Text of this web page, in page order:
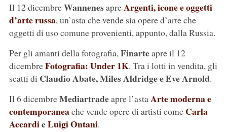
Il 12 dicembreWannenesapreArgenti, icone e oggetti
d’arte russa, un’asta che vende sia opere d’arte che
oggetti di uso comune provenienti, appunto, dalla Russia.
Per gli amanti della fotografia,Finarteapre il 12
dicembreFotografia: Under 1K. Tra i lotti in vendita, gli
scatti di Claudio Abate, Miles Aldridge e Eve Arnold.
Il 6 dicembreMediartradeapre l’astaArte moderna e
contemporaneache vende opere di artisti come Carla
AccardieLuigi Ontani.